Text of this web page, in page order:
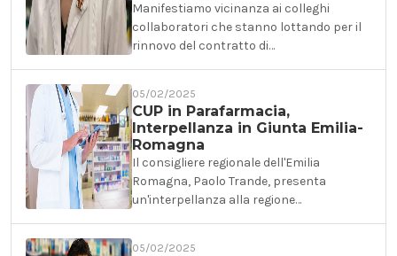
Manifestiamo vicinanza ai colleghi
collaboratori che stanno lottando per il
rinnovo del contratto di…
05/02/2025
CUP in Parafarmacia,
Interpellanza in Giunta Emilia-
Romagna
Il consigliere regionale dell'Emilia
Romagna, Paolo Trande, presenta
un'interpellanza alla regione…
05/02/2025